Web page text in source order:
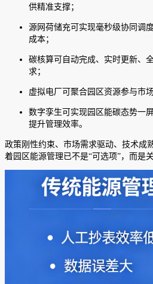
供精准支撑；
源网荷储充可实现毫秒级协同调
成本；
碳核算可自动完成、实时更新、
求；
虚拟电厂可聚合园区资源参与市
数字孪生可实现园区能碳态势一
提升管理效率。
政策刚性约束、市场需求驱动、技术成
着园区能源管理已不是“可选项”，而是